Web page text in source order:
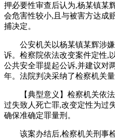
押必要性审查后认为,杨某镇某
会危害性较小,且与被害方达成
捕决定。
公安机关以杨某镇某辉涉
诉。检察院依法改变案件定性,
公共安全罪提起公诉,并建议对
年。法院判决采纳了检察机关量
【典型意义】检察机关依
过失致人死亡罪,改变定性为过
确保准确定罪量刑。
该案办结后,检察机关刑事